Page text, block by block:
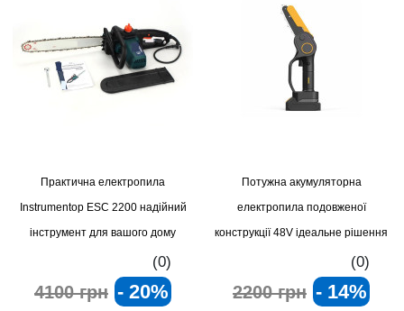
Практична електропила
Instrumentop ESC 2200 надійний
інструмент для вашого дому
(0)
4100 грн - 20%
Потужна акумуляторна
електропила подовженої
конструкції 48V ідеальне рішення
для різання деревини та
будівельних робіт
(0)
2200 грн - 14%